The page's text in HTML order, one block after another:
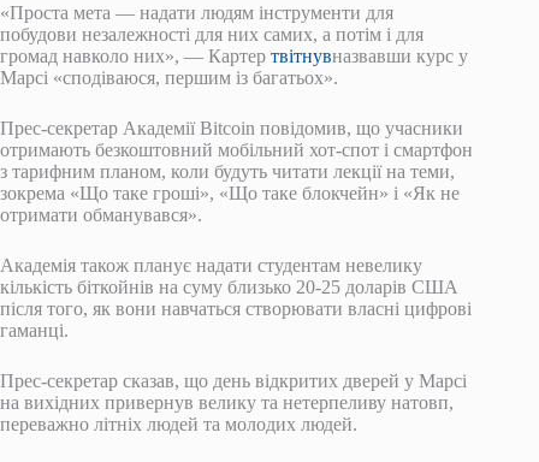
«Проста мета — надати людям інструменти для
побудови незалежності для них самих, а потім і для
громад навколо них», — Картер твітнувназвавши курс у
Марсі «сподіваюся, першим із багатьох».
Прес-секретар Академії Bitcoin повідомив, що учасники
отримають безкоштовний мобільний хот-спот і смартфон
з тарифним планом, коли будуть читати лекції на теми,
зокрема «Що таке гроші», «Що таке блокчейн» і «Як не
отримати обманувався».
Академія також планує надати студентам невелику
кількість біткойнів на суму близько 20-25 доларів США
після того, як вони навчаться створювати власні цифрові
гаманці.
Прес-секретар сказав, що день відкритих дверей у Марсі
на вихідних привернув велику та нетерпеливу натовп,
переважно літніх людей та молодих людей.